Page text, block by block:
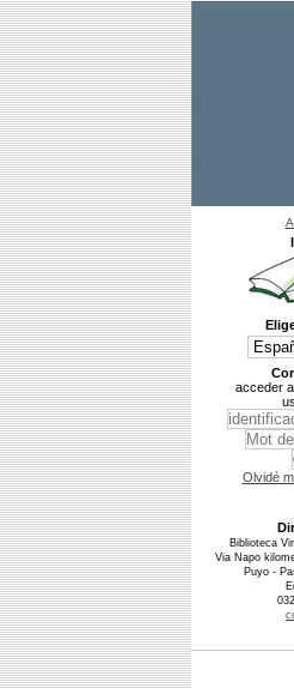
acceder
Olvidé
Biblioteca
Via Napo
Puyo -